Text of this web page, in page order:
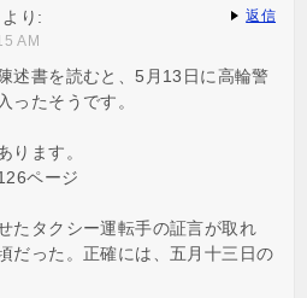
より:
AM
述書を読むと、5月13日に高輪警
ったそうです。
ります。
ページ
たタクシー運転手の証言が取れ
だった。正確には、五月十三日の
返信